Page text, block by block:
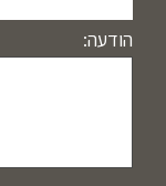
הודעה: